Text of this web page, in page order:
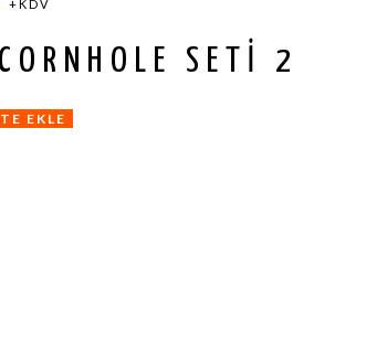
+KDV
SETI 2
EKLE